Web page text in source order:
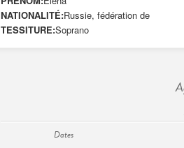
NATIONALITÉ:Russie, fédération de
TESSITURE:Soprano
Dates